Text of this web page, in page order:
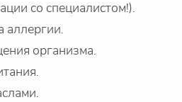
со специалистом!).
аллергии.
организма.